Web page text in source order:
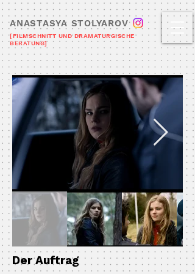
ANASTASYA STOLYAROV
[FILMSCHNITT UND DRAMATURGISCHE
BERATUNG]
Der Auftrag